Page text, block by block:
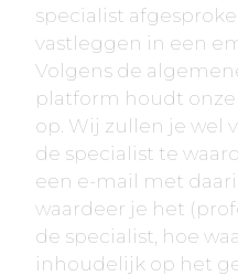
specialist
vastleggen in een
Volgens de
platform houdt
op. Wij zullen je wel
de specialist te
een e-mail met
waardeer je het
de specialist, hoe
inhoudelijk op het